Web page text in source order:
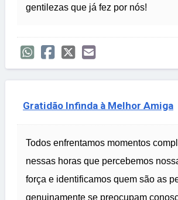
gentilezas que já fez por nós!
Gratidão Infinda à Melhor Amiga
Todos enfrentamos momentos
nessas horas que percebemos
força e identificamos quem são as
genuinamente se preocupam